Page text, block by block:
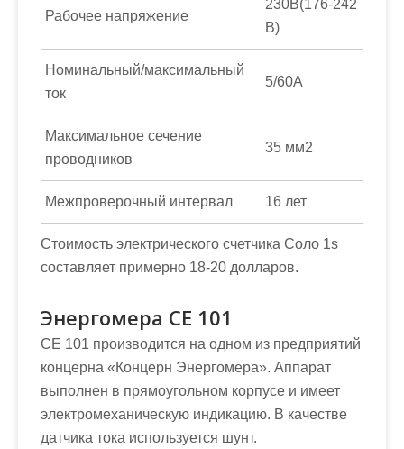
Рабочее напряжение
230В(176-242
В)
Номинальный/максимальный
ток
5/60А
Максимальное сечение
проводников
35 мм2
Межпроверочный интервал 16 лет
Стоимость электрического счетчика Соло 1s
составляет примерно 18-20 долларов.
Энергомера СЕ 101
СЕ 101 производится на одном из предприятий
концерна «Концерн Энергомера». Аппарат
выполнен в прямоугольном корпусе и имеет
электромеханическую индикацию. В качестве
датчика тока используется шунт.